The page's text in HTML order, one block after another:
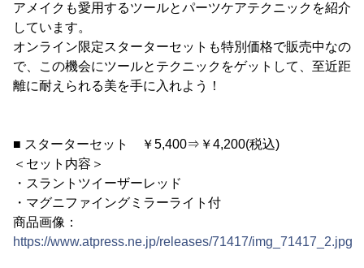
アメイクも愛用するツールとパーツケアテクニックを紹介
しています。
オンライン限定スターターセットも特別価格で販売中なの
で、この機会にツールとテクニックをゲットして、至近距
離に耐えられる美を手に入れよう！
■ スターターセット ￥5,400⇒￥4,200(税込)
＜セット内容＞
・スラントツイーザーレッド
・マグニファイングミラーライト付
商品画像：
https://www.atpress.ne.jp/releases/71417/img_71417_2.jpg